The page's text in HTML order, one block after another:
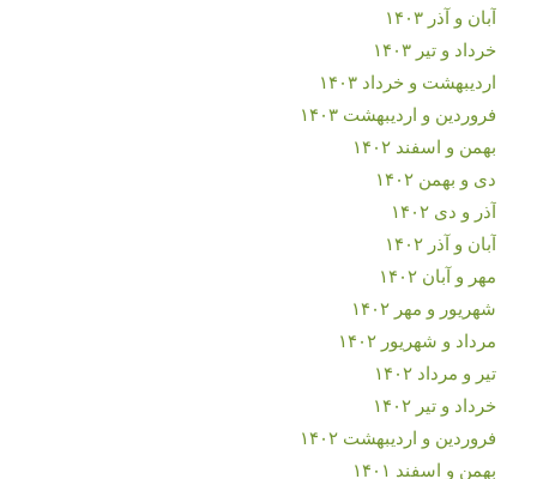
آبان و آذر ۱۴۰۳
خرداد و تیر ۱۴۰۳
اردیبهشت و خرداد ۱۴۰۳
فروردین و اردیبهشت ۱۴۰۳
بهمن و اسفند ۱۴۰۲
دی و بهمن ۱۴۰۲
آذر و دی ۱۴۰۲
آبان و آذر ۱۴۰۲
مهر و آبان ۱۴۰۲
شهریور و مهر ۱۴۰۲
مرداد و شهریور ۱۴۰۲
تیر و مرداد ۱۴۰۲
خرداد و تیر ۱۴۰۲
فروردین و اردیبهشت ۱۴۰۲
بهمن و اسفند ۱۴۰۱